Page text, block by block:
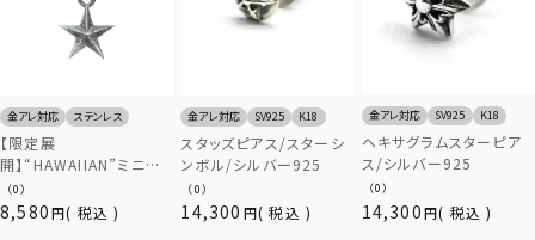
金アレ対応 ステンレス
【限定展
開】“HAWAIIAN”ミニスタ
ーネックレス/サージカル
ステンレス（金属アレルギ
ー対応）
8,580 税込
（0）
金アレ対応 SV925 K18
スタッズピアス/スターシ
ンボル/シルバー925
14,300 税込
（0）
金アレ対応 SV925 K18
ヘキサグラムスターピア
ス/シルバー925
14,300 税込
（0）